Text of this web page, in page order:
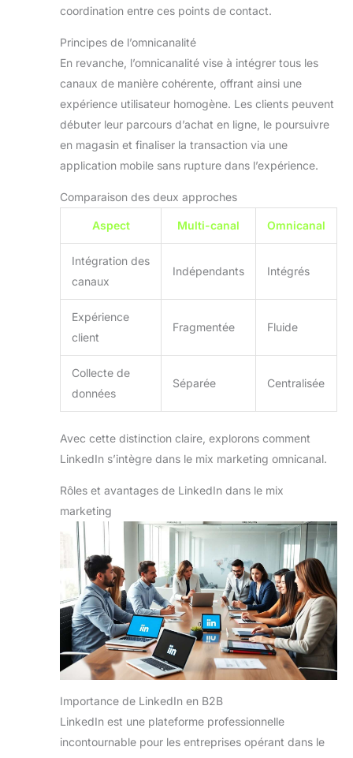
coordination entre ces points de contact.
Principes de l’omnicanalité
En revanche, l’omnicanalité vise à intégrer tous les
canaux de manière cohérente, offrant ainsi une
expérience utilisateur homogène. Les clients peuvent
débuter leur parcours d’achat en ligne, le poursuivre
en magasin et finaliser la transaction via une
application mobile sans rupture dans l’expérience.
Comparaison des deux approches
Aspect Multi-canal Omnicanal
Intégration des
canaux
Indépendants Intégrés
Expérience
client
Fragmentée Fluide
Collecte de
données
Séparée Centralisée
Avec cette distinction claire, explorons comment
LinkedIn s’intègre dans le mix marketing omnicanal.
Rôles et avantages de LinkedIn dans le mix
marketing
Importance de LinkedIn en B2B
LinkedIn est une plateforme professionnelle
incontournable pour les entreprises opérant dans le